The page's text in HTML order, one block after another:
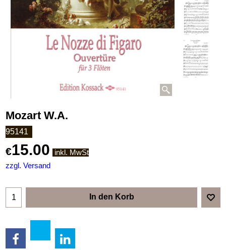
Mozart W.A.
95141
€15.00
inkl. MwSt
zzgl. Versand
In den Korb